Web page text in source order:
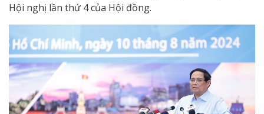
Hội nghị lần thứ 4 của Hội đồng.